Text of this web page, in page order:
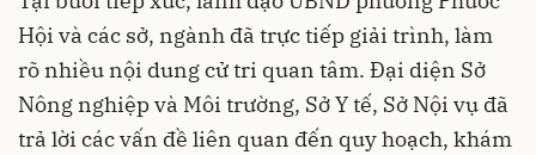
Hội và các sở, ngành đã trực tiếp giải trình, làm
rõ nhiều nội dung cử tri quan tâm. Đại diện Sở
Nông nghiệp và Môi trường, Sở Y tế, Sở Nội vụ đã
trả lời các vấn đề liên quan đến quy hoạch, khám